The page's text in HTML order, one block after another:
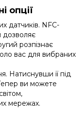
опції
датчиків. NFC-
дозволяє
розпізнає
вас для вибраних
Натиснувши її під
ви можете
мережах.